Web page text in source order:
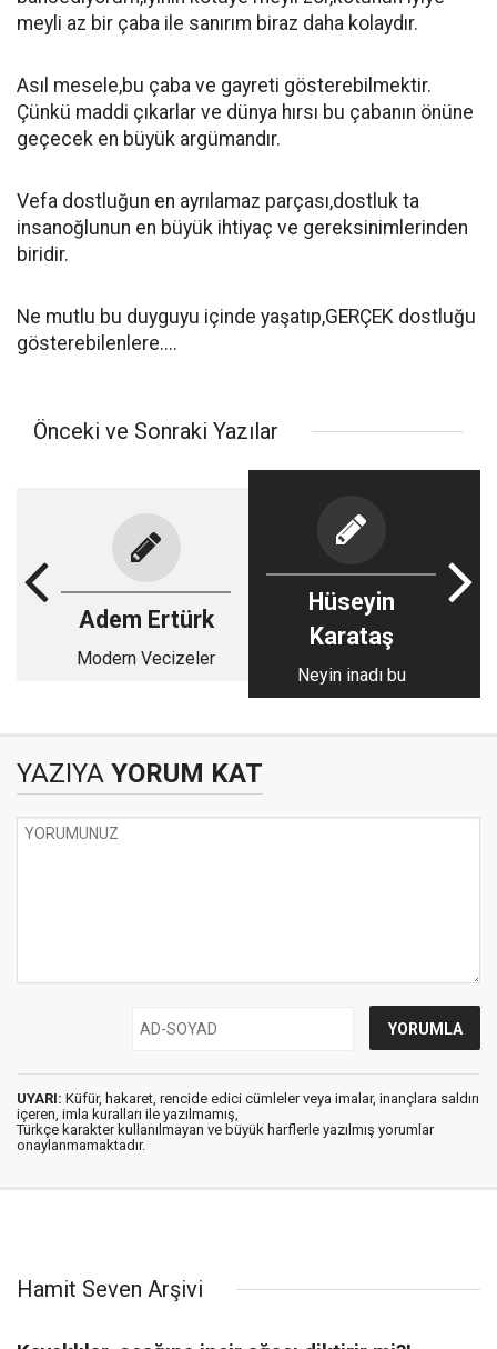
meyli az bir çaba ile sanırım biraz daha kolaydır.
Asıl mesele,bu çaba ve gayreti gösterebilmektir.
Çünkü maddi çıkarlar ve dünya hırsı bu çabanın önüne
geçecek en büyük argümandır.
Vefa dostluğun en ayrılamaz parçası,dostluk ta
insanoğlunun en büyük ihtiyaç ve gereksinimlerinden
biridir.
Ne mutlu bu duyguyu içinde yaşatıp,GERÇEK dostluğu
gösterebilenlere....
Önceki ve Sonraki Yazılar
Adem Ertürk
Modern Vecizeler
Hüseyin
Karataş
Neyin inadı bu
YAZIYA YORUM KAT
UYARI: Küfür, hakaret, rencide edici cümleler veya imalar, inançlara saldırı
içeren, imla kuralları ile yazılmamış,
Türkçe karakter kullanılmayan ve büyük harflerle yazılmış yorumlar
onaylanmamaktadır.
Hamit Seven Arşivi